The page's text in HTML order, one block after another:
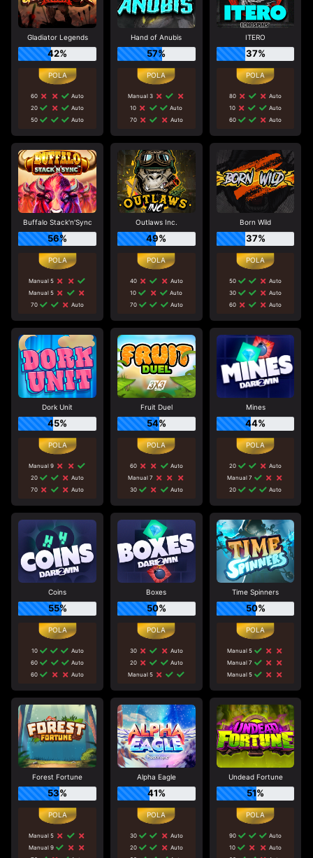
Gladiator Legends
42%
60
Auto
20
Auto
50
Auto
Hand of Anubis
57%
Manual 3
10
Auto
70
Auto
ITERO
37%
80
Auto
10
Auto
60
Auto
Buffalo Stack'n'Sync
56%
Manual 5
Manual 5
70
Auto
Outlaws Inc.
49%
40
Auto
10
Auto
70
Auto
Born Wild
37%
50
Auto
30
Auto
60
Auto
Dork Unit
45%
Manual 9
20
Auto
70
Auto
Fruit Duel
54%
60
Auto
Manual 7
30
Auto
Mines
44%
20
Auto
Manual 7
20
Auto
Coins
55%
10
Auto
60
Auto
60
Auto
Boxes
50%
30
Auto
20
Auto
Manual 5
Time Spinners
50%
Manual 5
Manual 7
Manual 5
Forest Fortune
53%
Manual 5
Manual 9
Alpha Eagle
41%
30
Auto
20
Auto
Undead Fortune
51%
90
Auto
10
Auto